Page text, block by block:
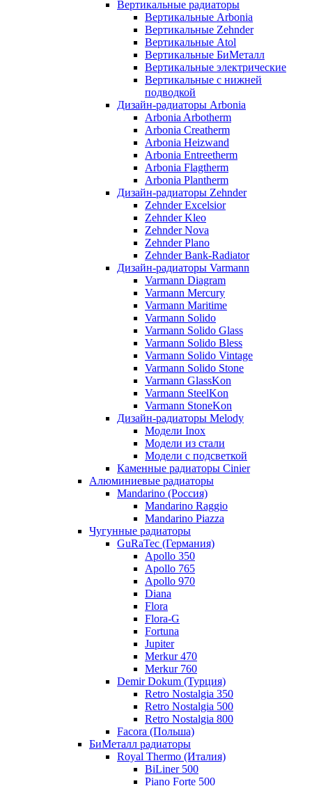
Вертикальные радиаторы
Вертикальные Arbonia
Вертикальные Zehnder
Вертикальные Atol
Вертикальные БиМеталл
Вертикальные электрические
Вертикальные с нижней
подводкой
Дизайн-радиаторы Arbonia
Arbonia Arbotherm
Arbonia Creatherm
Arbonia Heizwand
Arbonia Entreetherm
Arbonia Flagtherm
Arbonia Plantherm
Дизайн-радиаторы Zehnder
Zehnder Excelsior
Zehnder Kleo
Zehnder Nova
Zehnder Plano
Zehnder Bank-Radiator
Дизайн-радиаторы Varmann
Varmann Diagram
Varmann Mercury
Varmann Maritime
Varmann Solido
Varmann Solido Glass
Varmann Solido Bless
Varmann Solido Vintage
Varmann Solido Stone
Varmann GlassKon
Varmann SteelKon
Varmann StoneKon
Дизайн-радиаторы Melody
Модели Inox
Модели из стали
Модели с подсветкой
Каменные радиаторы Cinier
Алюминиевые радиаторы
Mandarino (Россия)
Mandarino Raggio
Mandarino Piazza
Чугунные радиаторы
GuRaTec (Германия)
Apollo 350
Apollo 765
Apollo 970
Diana
Flora
Flora-G
Fortuna
Jupiter
Merkur 470
Merkur 760
Demir Dokum (Турция)
Retro Nostalgia 350
Retro Nostalgia 500
Retro Nostalgia 800
Facora (Польша)
БиМеталл радиаторы
Royal Thermo (Италия)
BiLiner 500
Piano Forte 500